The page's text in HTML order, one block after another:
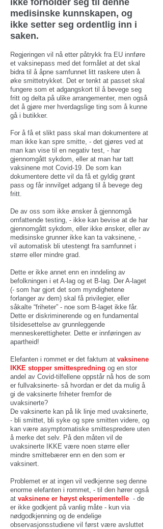
ikke forholder seg til denne
medisinske kunnskapen, og
ikke setter seg ordentlig inn i
saken.
Regjeringen vil nå etter påtrykk fra EU innføre
et vaksinepass med det formålet at det skal
bidra til å åpne samfunnet litt raskere uten å
øke smittetrykket. Det er tenkt at passet skal
fungere som et adgangskort til å bevege seg
fritt og delta på ulike arrangementer, men også
det å gjøre mer hverdagslige ting som å kunne
gå i butikker.
For å få et slikt pass skal man dokumentere at
man ikke kan spre smitte, - det gjøres ved at
man kan vise til en negativ test, - har
gjennomgått sykdom, eller at man har tatt
vaksinene mot Covid-19. De som kan
dokumentere dette vil da få et gyldig grønt
pass og får innvilget adgang til å bevege deg
fritt.
De av oss som ikke ønsker å gjennomgå
omfattende testing, - ikke kan bevise at de har
gjennomgått sykdom, eller ikke ønsker, eller av
medisinske grunner ikke kan ta vaksinene, -
vil automatisk bli utestengt fra samfunnet i
større eller mindre grad.
Dette er ikke annet enn en inndeling av
befolkningen i et A-lag og et B-lag. Der A-laget
(- som har gjort det som myndighetene
forlanger av dem) skal få privilegier, eller
såkalte “friheter” - noe som B-laget ikke får.
Dette er diskriminerende og en fundamental
tilsidesettelse av grunnleggende
menneskerettigheter. Dette er innføringen av
apartheid!
Elefanten i rommet er det faktum at vaksinene
IKKE stopper smittespredning og en stor
andel av Covid-tilfellene oppstår nå hos de som
er fullvaksinerte- så hvordan er det da mulig å
gi de vaksinerte friheter fremfor de
uvaksinerte?
De vaksinerte kan på lik linje med uvaksinerte,
- bli smittet, bli syke og spre smitten videre, og
kan være asymptomatiske smittespredere uten
å merke det selv. På den måten vil de
uvaksinerte IKKE være noen større eller
mindre smittebærer enn en den som er
vaksinert.
Problemet er at ingen vil vedkjenne seg denne
enorme elefanten i rommet, - til den hører også
at vaksinene er høyst eksperimentelle - de
er ikke godkjent på vanlig måte - kun via
nødgodkjenning og de endelige
observasjonsstudiene vil først være avsluttet